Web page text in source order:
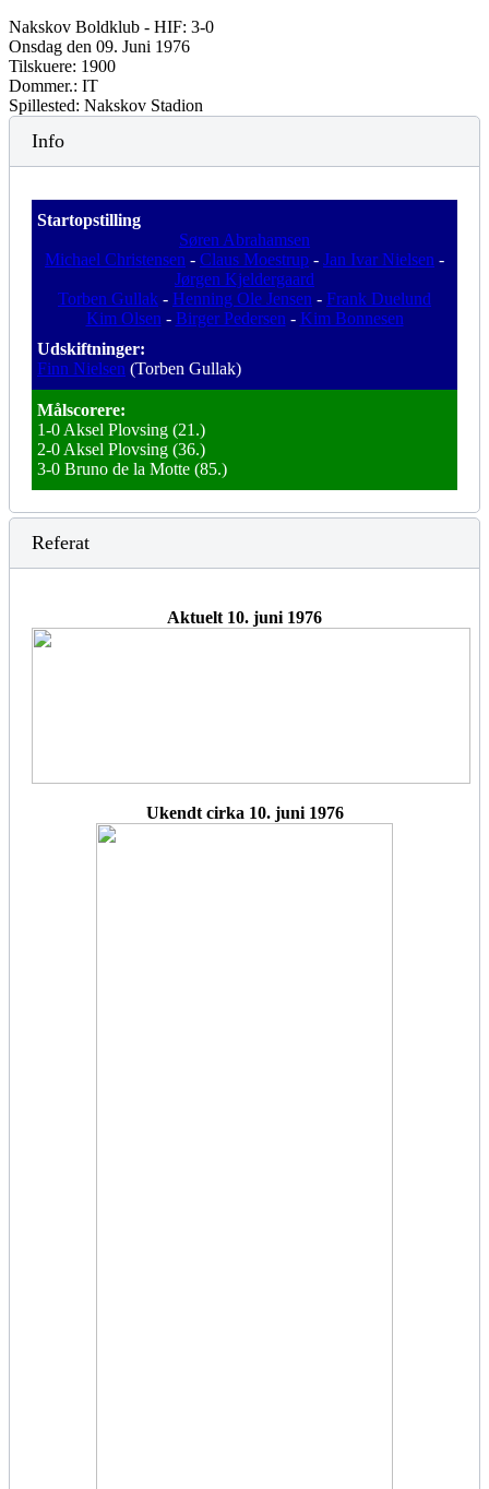
Nakskov Boldklub - HIF: 3-0
Onsdag den 09. Juni 1976
Tilskuere: 1900
Dommer.: IT
Spillested: Nakskov Stadion
Info
Startopstilling
Søren Abrahamsen
Michael Christensen - Claus Moestrup - Jan Ivar Nielsen -
Jørgen Kjeldergaard
Torben Gullak - Henning Ole Jensen - Frank Duelund
Kim Olsen - Birger Pedersen - Kim Bonnesen
Udskiftninger:
Finn Nielsen (Torben Gullak)
Målscorere:
1-0 Aksel Plovsing (21.)
2-0 Aksel Plovsing (36.)
3-0 Bruno de la Motte (85.)
Referat
Aktuelt 10. juni 1976
Ukendt cirka 10. juni 1976